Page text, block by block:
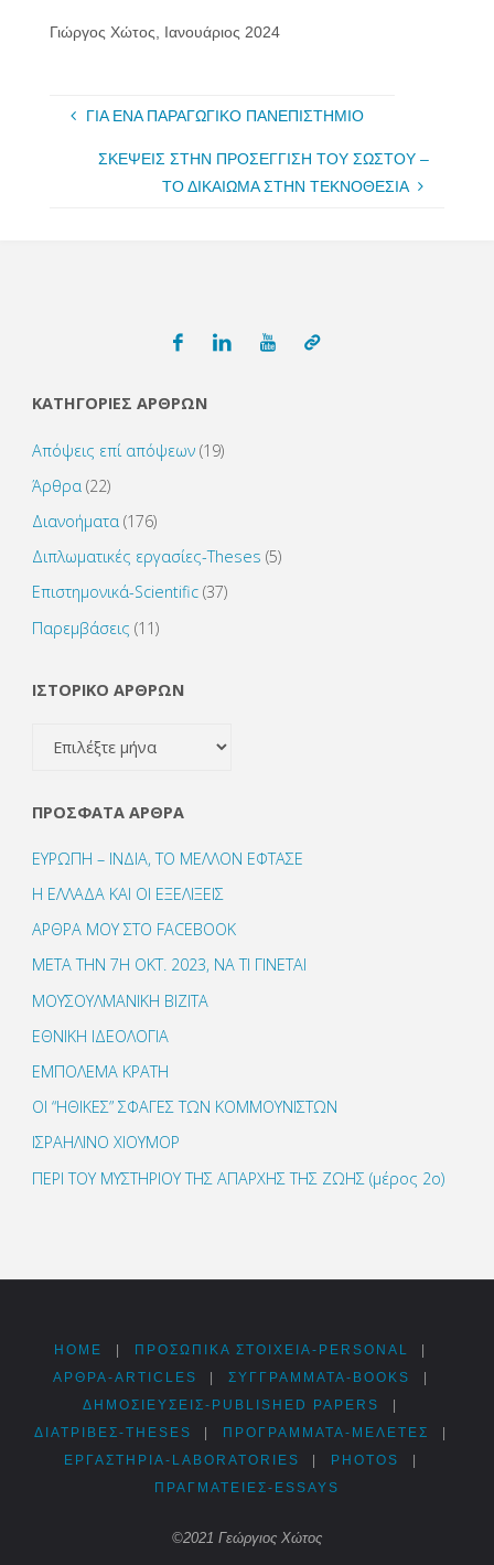
Γιώργος Χώτος, Ιανουάριος 2024
ΓΙΑ ΕΝΑ ΠΑΡΑΓΩΓΙΚΟ ΠΑΝΕΠΙΣΤΗΜΙΟ
ΣΚΕΨΕΙΣ ΣΤΗΝ ΠΡΟΣΕΓΓΙΣΗ ΤΟΥ ΣΩΣΤΟΥ –
ΤΟ ΔΙΚΑΙΩΜΑ ΣΤΗΝ ΤΕΚΝΟΘΕΣΙΑ
ΚΑΤΗΓΟΡΙΕΣ ΑΡΘΡΩΝ
Απόψεις επί απόψεων(19)
Άρθρα(22)
Διανοήματα(176)
Διπλωματικές εργασίες-Theses (5)
Επιστημονικά-Scientific(37)
Παρεμβάσεις (11)
ΙΣΤΟΡΙΚΟ ΑΡΘΡΩΝ
ΙΣΤΟΡΙΚΟ
ΠΡΌΣΦΑΤΑ ΆΡΘΡΑ
ΕΥΡΩΠΗ – ΙΝΔΙΑ, ΤΟ ΜΕΛΛΟΝ ΕΦΤΑΣΕ
Η ΕΛΛΑΔΑ ΚΑΙ ΟΙ ΕΞΕΛΙΞΕΙΣ
ΑΡΘΡΑ ΜΟΥ ΣΤΟ FACEBOOK
ΜΕΤΑ ΤΗΝ 7Η ΟΚΤ. 2023, ΝΑ ΤΙ ΓΙΝΕΤΑΙ
ΜΟΥΣΟΥΛΜΑΝΙΚΗ ΒΙΖΙΤΑ
ΕΘΝΙΚΗ ΙΔΕΟΛΟΓΙΑ
ΕΜΠΟΛΕΜΑ ΚΡΑΤΗ
ΟΙ “ΗΘΙΚΕΣ” ΣΦΑΓΕΣ ΤΩΝ ΚΟΜΜΟΥΝΙΣΤΩΝ
ΙΣΡΑΗΛΙΝΟ ΧΙΟΥΜΟΡ
ΠΕΡΙ ΤΟΥ ΜΥΣΤΗΡΙΟΥ ΤΗΣ ΑΠΑΡΧΗΣ ΤΗΣ ΖΩΗΣ (μέρος 2ο)
HOME ΠΡΟΣΩΠΙΚΆ ΣΤΟΙΧΕΊΑ-PERSONAL
ΑΡΘΡΑ-ARTICLES ΣΥΓΓΡΆΜΜΑΤΑ-BOOKS
ΔΗΜΟΣΙΕΎΣΕΙΣ-PUBLISHED PAPERS
ΔΙΑΤΡΙΒΈΣ-THESES ΠΡΟΓΡΆΜΜΑΤΑ-ΜΕΛΈΤΕΣ
ΕΡΓΑΣΤΉΡΙΑ-LABORATORIES PHOTOS
ΠΡΑΓΜΑΤΕΊΕΣ-ESSAYS
©2021 Γεώργιος Χώτος